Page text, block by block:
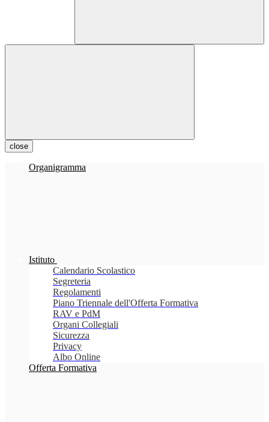
close
Organigramma
Istituto
Calendario Scolastico
Segreteria
Regolamenti
Piano Triennale dell'Offerta Formativa
RAV e PdM
Organi Collegiali
Sicurezza
Privacy
Albo Online
Offerta Formativa